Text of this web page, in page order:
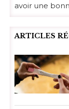
avoir une
ARTICLES